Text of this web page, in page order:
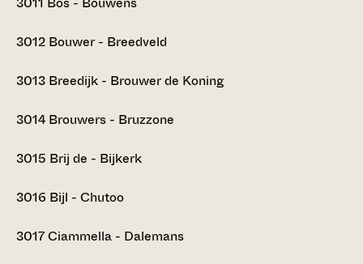
3012 Bouwer - Breedveld
3013 Breedijk - Brouwer de Koning
3014 Brouwers - Bruzzone
3015 Brij de - Bijkerk
3016 Bijl - Chutoo
3017Ciammella - Dalemans